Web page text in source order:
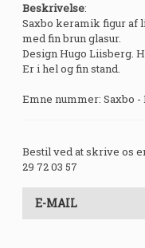
Beskrivelse:
Saxbo keramik figur af
med fin brun glasur.
Design Hugo Liisberg.
Er i hel og fin stand.
Emne nummer: Saxbo
Bestil ved at skrive os
29 72 03 57
E-MAIL